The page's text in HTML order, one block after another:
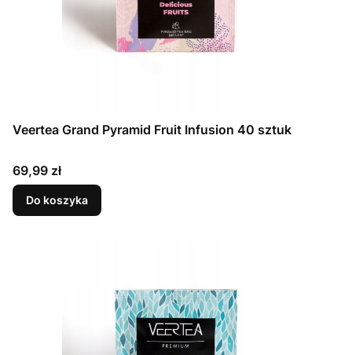
Veertea Grand Pyramid Fruit Infusion 40 sztuk
Cena
69,99 zł
Do koszyka